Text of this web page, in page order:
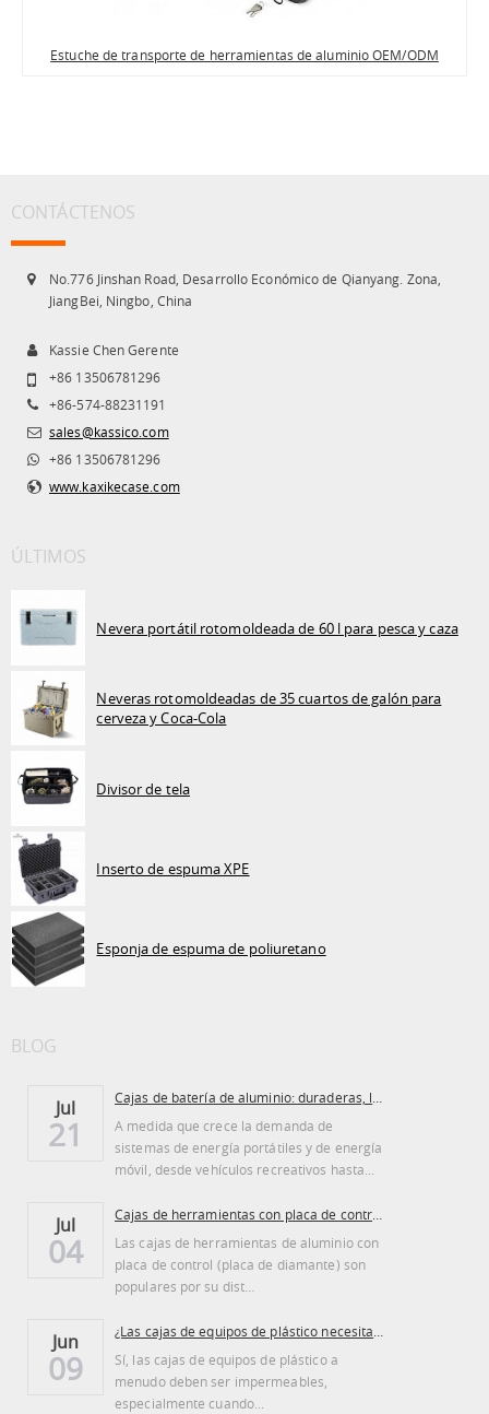
Estuche de transporte de herramientas de aluminio OEM/ODM
CONTÁCTENOS
No.776 Jinshan Road, Desarrollo Económico de Qianyang. Zona,
JiangBei, Ningbo, China
Kassie Chen Gerente
+86 13506781296
+86-574-88231191
sales@kassico.com
+86 13506781296
www.kaxikecase.com
ÚLTIMOS
Nevera portátil rotomoldeada de 60 l para pesca y caza
Neveras rotomoldeadas de 35 cuartos de galón para
cerveza y Coca-Cola
Divisor de tela
Inserto de espuma XPE
Esponja de espuma de poliuretano
BLOG
Jul
21
A medida que crece la demanda de
sistemas de energía portátiles y de energía
móvil, desde vehículos recreativos hasta...
Jul
04
Las cajas de herramientas de aluminio con
placa de control (placa de diamante) son
populares por su dist…
Jun
09
Sí, las cajas de equipos de plástico a
menudo deben ser impermeables,
especialmente cuando...